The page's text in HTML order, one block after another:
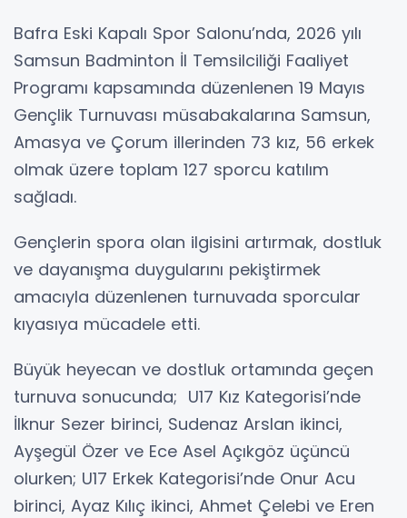
Bafra Eski Kapalı Spor Salonu’nda, 2026 yılı
Samsun Badminton İl Temsilciliği Faaliyet
Programı kapsamında düzenlenen 19 Mayıs
Gençlik Turnuvası müsabakalarına Samsun,
Amasya ve Çorum illerinden 73 kız, 56 erkek
olmak üzere toplam 127 sporcu katılım
sağladı.
Gençlerin spora olan ilgisini artırmak, dostluk
ve dayanışma duygularını pekiştirmek
amacıyla düzenlenen turnuvada sporcular
kıyasıya mücadele etti.
Büyük heyecan ve dostluk ortamında geçen
turnuva sonucunda; U17 Kız Kategorisi’nde
İlknur Sezer birinci, Sudenaz Arslan ikinci,
Ayşegül Özer ve Ece Asel Açıkgöz üçüncü
olurken; U17 Erkek Kategorisi’nde Onur Acu
birinci, Ayaz Kılıç ikinci, Ahmet Çelebi ve Eren